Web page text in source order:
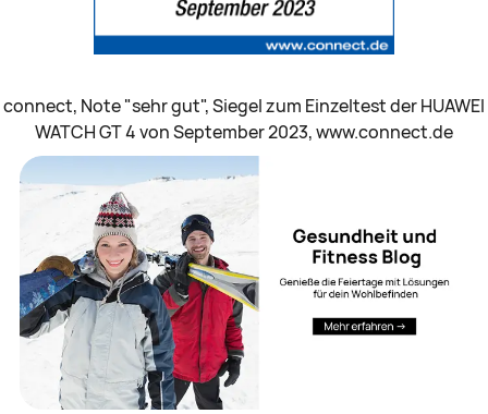
connect, Note "sehr gut", Siegel zum Einzeltest der HUAWEI
WATCH GT 4 von September 2023, www.connect.de